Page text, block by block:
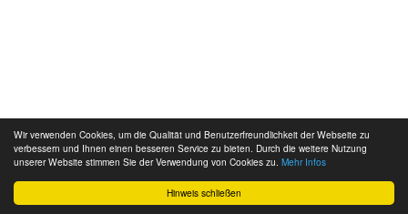
Hinweis schließen
Wir verwenden Cookies, um die Qualität und Benutzerfreundlichkeit der Webseite zu
verbessern und Ihnen einen besseren Service zu bieten. Durch die weitere Nutzung
unserer Website stimmen Sie der Verwendung von Cookies zu. Mehr Infos